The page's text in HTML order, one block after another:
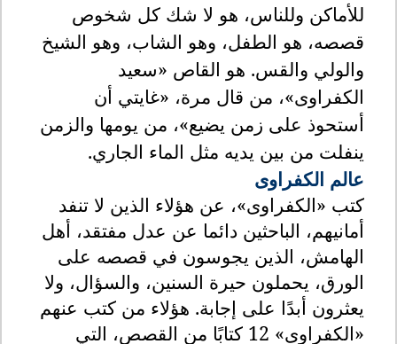
للأماكن وللناس، هو لا شك كل شخوص
قصصه، هو الطفل، وهو الشاب، وهو الشيخ
والولي والقس. هو القاص «سعيد
الكفراوى»، من قال مرة، «غايتي أن
أستحوذ على زمن يضيع»، من يومها والزمن
ينفلت من بين يديه مثل الماء الجاري.
عالم الكفراوى
كتب «الكفراوى»، عن هؤلاء الذين لا تنفد
أمانيهم، الباحثين دائما عن عدل مفتقد، أهل
الهامش، الذين يجوسون في قصصه على
الورق، يحملون حيرة السنين، والسؤال، ولا
يعثرون أبدًا على إجابة. هؤلاء من كتب عنهم
«الكفراوى» 12 كتابًا من القصص، التي